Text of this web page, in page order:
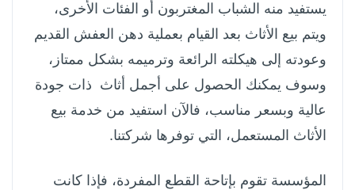
يستفيد منه الشباب المغتربون أو الفئات الأخرى،
ويتم بيع الأثاث بعد القيام بعملية دهن العفش القديم
وعودته إلى هيكلته الرائعة وترميمه بشكل ممتاز،
وسوف يمكنك الحصول على أجمل أثاث ذات جودة
عالية وبسعر مناسب، فالآن استفيد من خدمة بيع
الأثاث المستعمل، التي توفرها شركتنا.
المؤسسة تقوم بإتاحة القطع المفردة، فإذا كانت